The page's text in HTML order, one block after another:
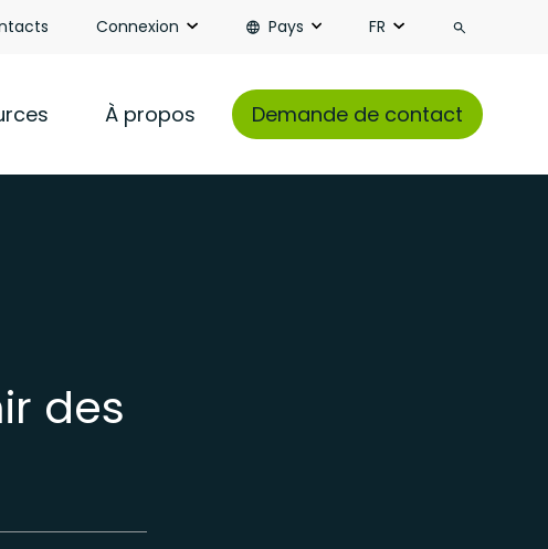
Connexion Pays FR
À propos Demande de contact
des